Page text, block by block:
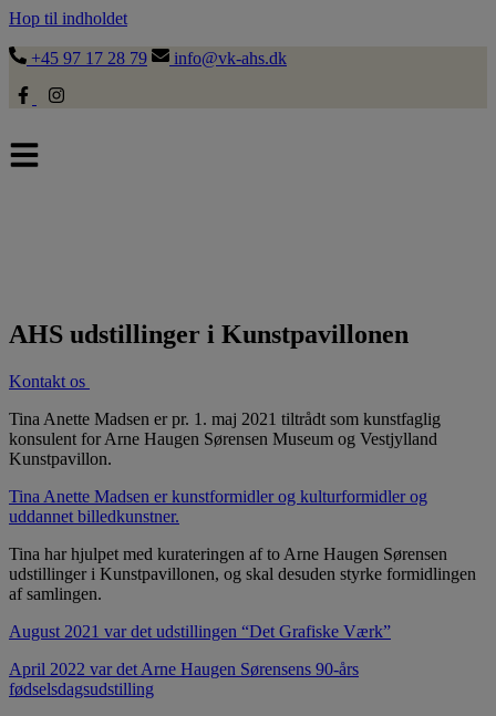
Hop til indholdet
+45 97 17 28 79 info@vk-ahs.dk
AHS udstillinger i Kunstpavillonen
Kontakt os
Tina Anette Madsen er pr. 1. maj 2021 tiltrådt som kunstfaglig
konsulent for Arne Haugen Sørensen Museum og Vestjylland
Kunstpavillon.
Tina Anette Madsen er kunstformidler og kulturformidler og
uddannet billedkunstner.
Tina har hjulpet med kurateringen af to Arne Haugen Sørensen
udstillinger i Kunstpavillonen, og skal desuden styrke formidlingen
af samlingen.
August 2021 var det udstillingen “Det Grafiske Værk”
April 2022 var det Arne Haugen Sørensens 90-års
fødselsdagsudstilling